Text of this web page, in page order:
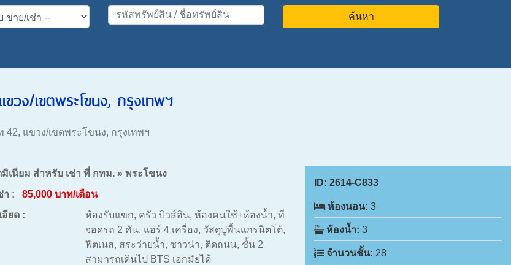
ค้นหา
ง/เขตพระโขนง, กรุงเทพฯ
แขวง/เขตพระโขนง, กรุงเทพฯ
เนียม สำหรับ เช่า ที่ กทม. » พระโขนง
า : 85,000 บาท/เดือน
อียด :
ห้องรับแขก, ครัว บิวส์อิน, ห้องคนใช้+ห้องน้ำ, ที่
จอดรถ 2 คัน, แอร์ 4 เครื่อง, วัสดุปูพื้นแกรนิตโต้,
ฟิตเนส, สระว่ายน้ำ, ซาวน่า, ติดถนน, ชั้น 2
สามารถเดินไป BTS เอกมัยได้
ID: 2614-C833
ห้องนอน: 3
ห้องน้ำ: 3
จำนวนชั้น: 28